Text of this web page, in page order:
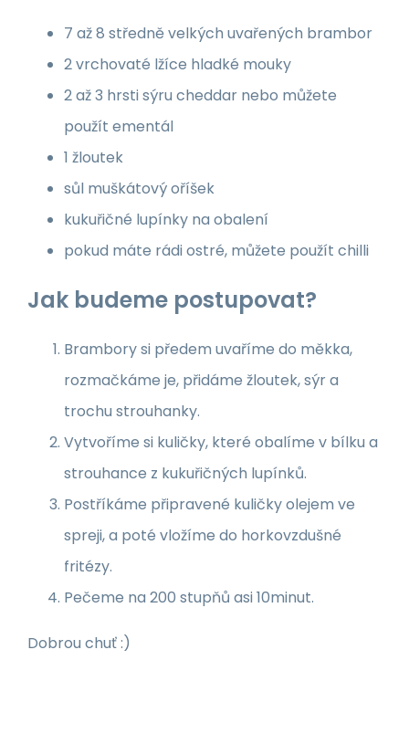
7 až 8 středně velkých uvařených brambor
2 vrchovaté lžíce hladké mouky
2 až 3 hrsti sýru cheddar nebo můžete
použít ementál
1 žloutek
sůl muškátový oříšek
kukuřičné lupínky na obalení
pokud máte rádi ostré, můžete použít chilli
Jak budeme postupovat?
Brambory si předem uvaříme do měkka,
rozmačkáme je, přidáme žloutek, sýr a
trochu strouhanky.
Vytvoříme si kuličky, které obalíme v bílku a
strouhance z kukuřičných lupínků.
Postříkáme připravené kuličky olejem ve
spreji, a poté vložíme do horkovzdušné
fritézy.
Pečeme na 200 stupňů asi 10minut.
Dobrou chuť :)